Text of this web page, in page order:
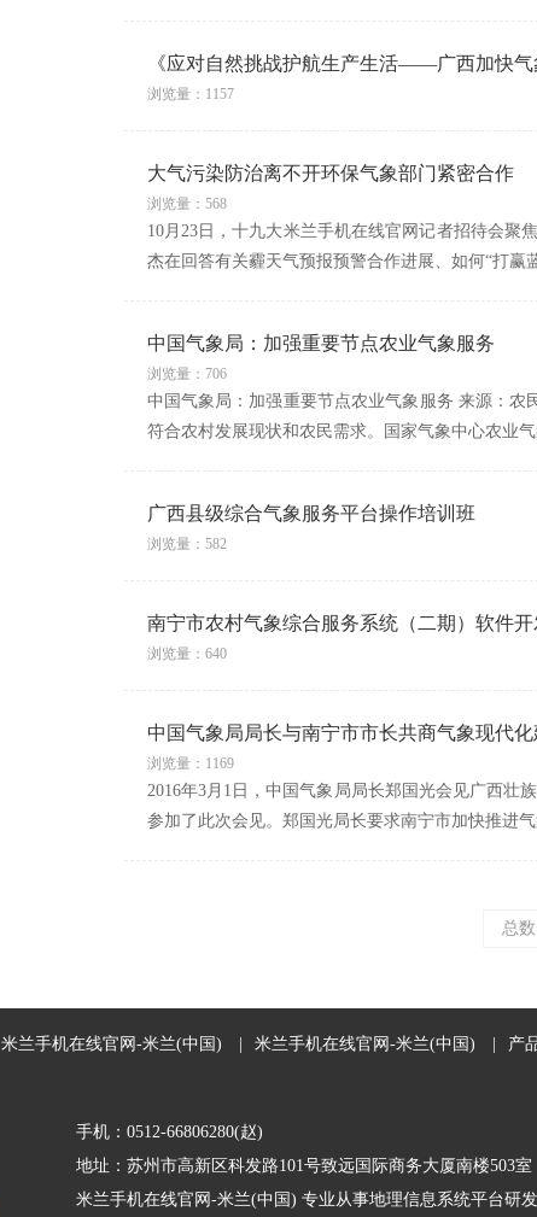
《应对自然挑战护航生产生活——广西加快气
浏览量：1157
大气污染防治离不开环保气象部门紧密合作
浏览量：568
10月23日，十九大米兰手机在线官网记者招待会聚
杰在回答有关霾天气预报预警合作进展、如何“打
中国气象局：加强重要节点农业气象服务
浏览量：706
中国气象局：加强重要节点农业气象服务 来源：农
符合农村发展现状和农民需求。国家气象中心农业
广西县级综合气象服务平台操作培训班
浏览量：582
南宁市农村气象综合服务系统（二期）软件
浏览量：640
中国气象局局长与南宁市市长共商气象现代化
浏览量：1169
2016年3月1日，中国气象局局长郑国光会见广西壮
参加了此次会见。郑国光局长要求南宁市加快推进
总
米兰手机在线官网-米兰(中国) 米兰手机在线官网-米兰(中国) 产
手机：0512-66806280(赵)
地址：苏州市高新区科发路101号致远国际商务大厦南楼503室
米兰手机在线官网-米兰(中国) 专业从事地理信息系统平台研